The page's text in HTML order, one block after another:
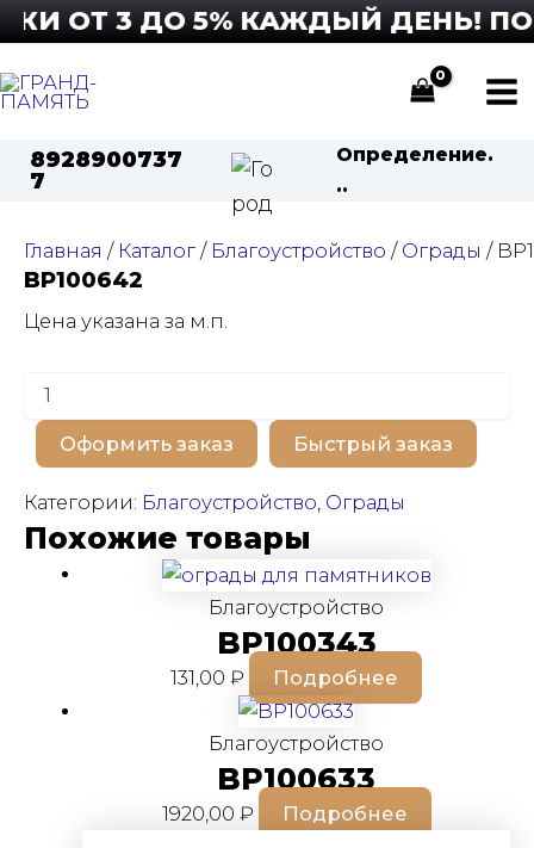
Перейти
к
содержимому
ОТ 3 ДО 5% КАЖДЫЙ ДЕНЬ!
8928900737
7
Определение.
..
Главная / Каталог / Благоустройство / Ограды /
BP100642
Цена указана за м.п.
Количество
товара
BP100642
Оформить заказ Быстрый заказ
Категории: Благоустройство, Ограды
Похожие товары
Благоустройство
BP100343
131,00₽ Подробнее
Благоустройство
BP100633
1920,00 ₽ Подробнее